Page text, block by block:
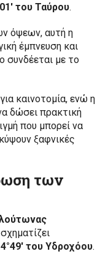
του Ταύρου.
όψεων, αυτή η
έμπνευση και
συνδέεται με το
καινοτομία, ενώ η
δώσει πρακτική
που μπορεί να
ξαφνικές
των
σχηματίζει
4°49′ του Υδροχόου.